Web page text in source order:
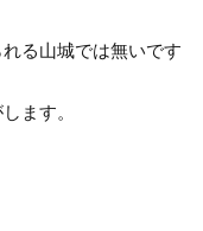
る山城では無いです
ます。